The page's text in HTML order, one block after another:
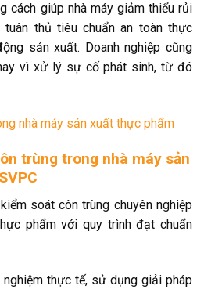
cách giúp nhà máy giảm thiểu rủi
thủ tiêu chuẩn an toàn thực
sản xuất. Doanh nghiệp cũng
vì xử lý sự cố phát sinh, từ đó
trùng trong nhà máy sản
soát côn trùng chuyên nghiệp
phẩm với quy trình đạt chuẩn
thực tế, sử dụng giải pháp